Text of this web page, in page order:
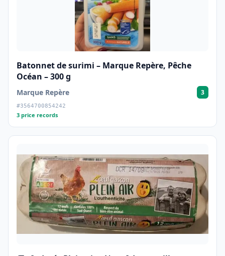
Batonnet de surimi – Marque Repère, Pêche
Océan – 300 g
Marque Repère 3
#3564700854242
3 price records